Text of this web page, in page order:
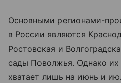
Основными регионами-
в России являются
Ростовская и
сады Поволжья. Однако их
хватает лишь на июнь и